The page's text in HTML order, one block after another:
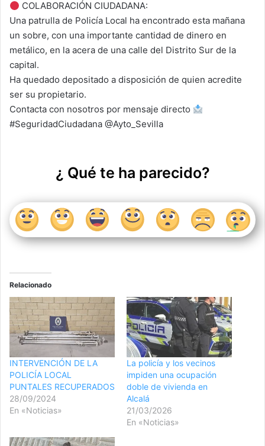
at
s
A
p
p
c
e
b
o
k
itt
er
k
e
dI
n
ai
l
m
p
ar
tir
COLABORACIÓN CIUDADANA:
Una patrulla de Policía Local ha encontrado esta mañana
un sobre, con una importante cantidad de dinero en
metálico, en la acera de una calle del Distrito Sur de la
capital.
Ha quedado depositado a disposición de quien acredite
ser su propietario.
Contacta con nosotros por mensaje directo
#SeguridadCiudadana @Ayto_Sevilla
¿ Qué te ha parecido?
Relacionado
INTERVENCIÓN DE LA
POLICÍA LOCAL
PUNTALES RECUPERADOS
28/09/2024
En «Noticias»
La policía y los vecinos
impiden una ocupación
doble de vivienda en
Alcalá
21/03/2026
En «Noticias»